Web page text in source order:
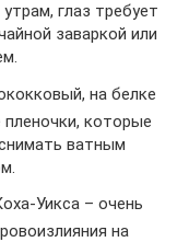
глаз требует
заваркой или
на белке
которые
ватным
Уикса – очень
на